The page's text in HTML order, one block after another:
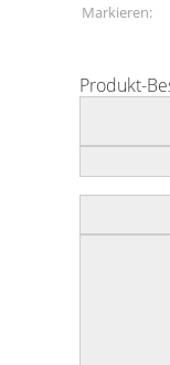
Markieren:
Produkt-